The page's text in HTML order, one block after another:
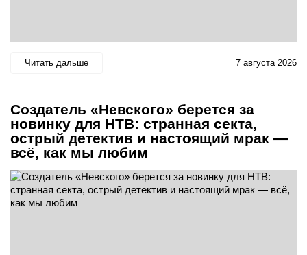
Читать дальше 7 августа 2026
Создатель «Невского» берется за
новинку для НТВ: странная секта,
острый детектив и настоящий мрак —
всё, как мы любим